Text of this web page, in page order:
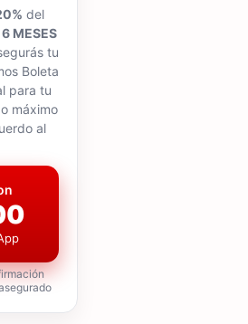
del
MESES
tu
Boleta
para tu
máximo
al